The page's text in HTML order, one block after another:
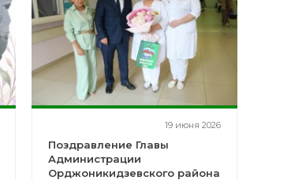
19 июня 2026
Поздравление Главы
Администрации
Орджоникидзевского района